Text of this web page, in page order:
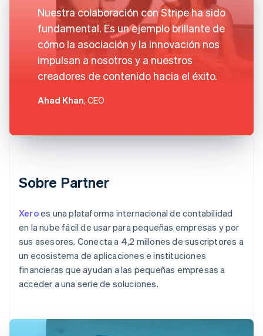
Nuestra colaboración con Stripe ha sido
fundamental. Es un ejemplo brillante de
cómo la asociación y la innovación nos
impulsan a nosotros y a nuestros
creadores de contenido hacia el éxito.
Ahad Khan, CEO
Sobre Partner
Xeroes una plataforma internacional de contabilidad
en la nube fácil de usar para pequeñas empresas y por
sus asesores. Conecta a 4,2 millones de suscriptores a
un ecosistema de aplicaciones e instituciones
financieras que ayudan a las pequeñas empresas a
acceder a una serie de soluciones.